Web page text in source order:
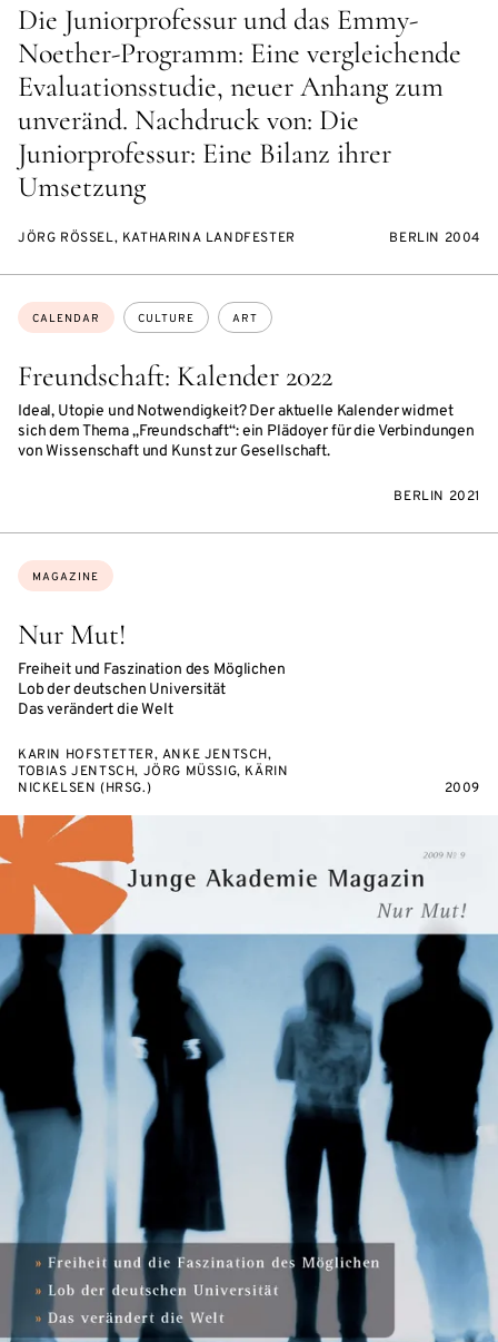
Die Juniorprofessur und das Emmy-
Noether-Programm: Eine vergleichende
Evaluationsstudie, neuer Anhang zum
unveränd. Nachdruck von: Die
Juniorprofessur: Eine Bilanz ihrer
Umsetzung
JÖRG RÖSSEL, KATHARINA LANDFESTER BERLIN 2004
Freundschaft: Kalender 2022
Ideal, Utopie und Notwendigkeit? Der aktuelle Kalender widmet
sich dem Thema „Freundschaft“: ein Plädoyer für die Verbindungen
von Wissenschaft und Kunst zur Gesellschaft.
Topics:
CALENDAR CULTURE ART
BERLIN 2021
Nur Mut!
Freiheit und Faszination des Möglichen
Lob der deutschen Universität
Das verändert die Welt
Topics:
MAGAZINE
KARIN HOFSTETTER, ANKE JENTSCH,
TOBIAS JENTSCH, JÖRG MÜSSIG, KÄRIN
NICKELSEN (HRSG.)
2009